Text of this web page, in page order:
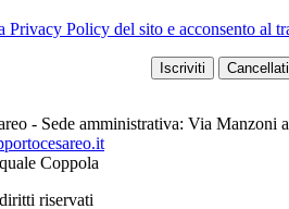
Policy del sito e acconsento al
- Sede amministrativa: Via
Coppola
riservati